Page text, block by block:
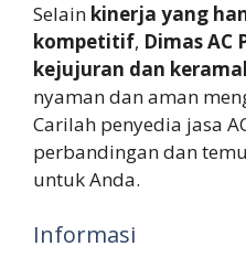
Selain kinerja yang
kompetitif, Dimas AC
kejujuran dan
nyaman dan aman
Carilah penyedia jasa
perbandingan dan
untuk Anda.
Informasi